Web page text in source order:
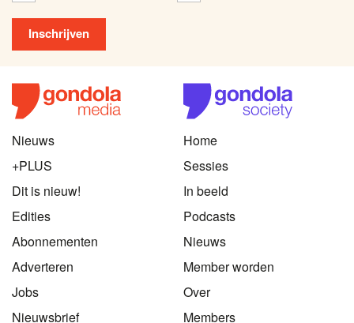
Nieuws
+PLUS
Dit is nieuw!
Edities
Abonnementen
Adverteren
Jobs
Nieuwsbrief
Home
Sessies
In beeld
Podcasts
Nieuws
Member worden
Over
Members